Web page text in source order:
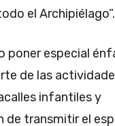
el Archipiélago”.
poner especial
de las
infantiles y
de transmitir el